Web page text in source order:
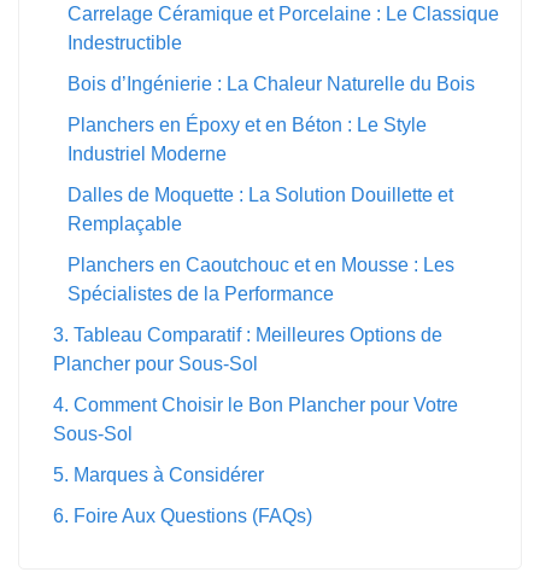
Carrelage Céramique et Porcelaine : Le Classique
Indestructible
Bois d’Ingénierie : La Chaleur Naturelle du Bois
Planchers en Époxy et en Béton : Le Style
Industriel Moderne
Dalles de Moquette : La Solution Douillette et
Remplaçable
Planchers en Caoutchouc et en Mousse : Les
Spécialistes de la Performance
3. Tableau Comparatif : Meilleures Options de
Plancher pour Sous-Sol
4. Comment Choisir le Bon Plancher pour Votre
Sous-Sol
5. Marques à Considérer
6. Foire Aux Questions (FAQs)